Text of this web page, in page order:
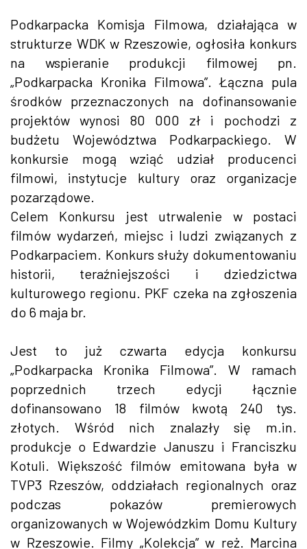
Podkarpacka Komisja Filmowa, działająca w
strukturze WDK w Rzeszowie, ogłosiła konkurs
na wspieranie produkcji filmowej pn.
„Podkarpacka Kronika Filmowa”. Łączna pula
środków przeznaczonych na dofinansowanie
projektów wynosi 80 000 zł i pochodzi z
budżetu Województwa Podkarpackiego. W
konkursie mogą wziąć udział producenci
filmowi, instytucje kultury oraz organizacje
pozarządowe.
Celem Konkursu jest utrwalenie w postaci
filmów wydarzeń, miejsc i ludzi związanych z
Podkarpaciem. Konkurs służy dokumentowaniu
historii, teraźniejszości i dziedzictwa
kulturowego regionu. PKF czeka na zgłoszenia
do 6 maja br.
Jest to już czwarta edycja konkursu
„Podkarpacka Kronika Filmowa”. W ramach
poprzednich trzech edycji łącznie
dofinansowano 18 filmów kwotą 240 tys.
złotych. Wśród nich znalazły się m.in.
produkcje o Edwardzie Januszu i Franciszku
Kotuli. Większość filmów emitowana była w
TVP3 Rzeszów, oddziałach regionalnych oraz
podczas pokazów premierowych
organizowanych w Wojewódzkim Domu Kultury
w Rzeszowie. Filmy „Kolekcja” w reż. Marcina